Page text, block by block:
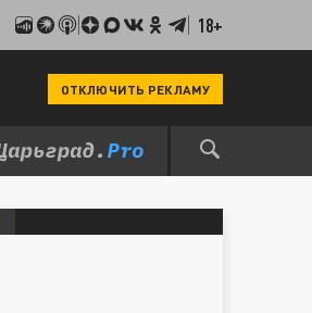
18+
ОТКЛЮЧИТЬ РЕКЛАМУ